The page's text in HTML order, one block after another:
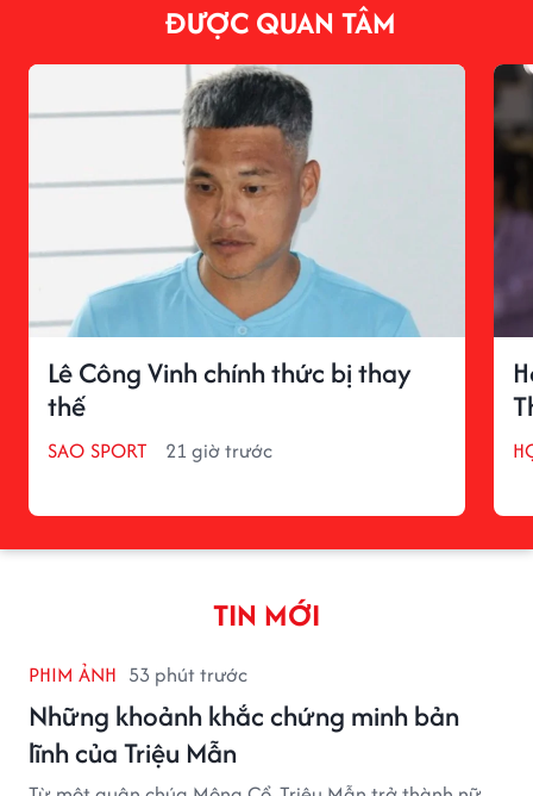
ĐƯỢC QUAN TÂM
Lê Công Vinh chính thức bị thay
thế
SAO SPORT 21 giờ trước
TIN MỚI
PHIM ẢNH 53 phút trước
Những khoảnh khắc chứng minh bản
lĩnh của Triệu Mẫn